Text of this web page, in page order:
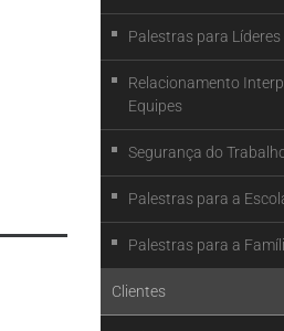
Palestras para Líderes
Relacionamento
Equipes
Segurança do
Palestras para a
Palestras para a
Clientes